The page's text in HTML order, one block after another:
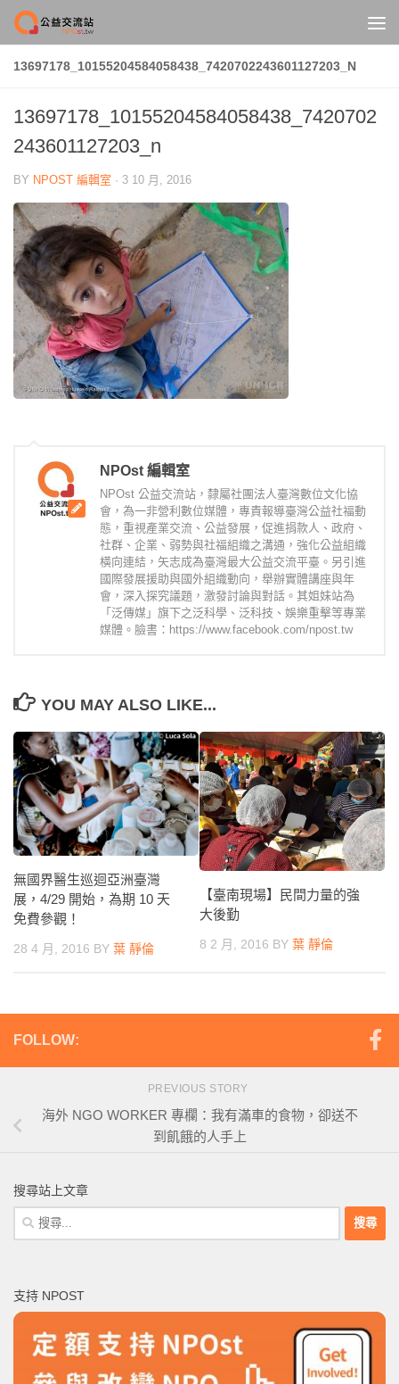
Skip to content
13697178_10155204584058438_7420702243601127203_N
13697178_10155204584058438_7420702
243601127203_n
BY NPOST 編輯室 · 3 10 月, 2016
NPOst 編輯室
NPOst 公益交流站，隸屬社團法人臺灣數位文化協
會，為一非營利數位媒體，專責報導臺灣公益社福動
態，重視產業交流、公益發展，促進捐款人、政府、
社群、企業、弱勢與社福組織之溝通，強化公益組織
橫向連結，矢志成為臺灣最大公益交流平臺。另引進
國際發展援助與國外組織動向，舉辦實體講座與年
會，深入探究議題，激發討論與對話。其姐妹站為
「泛傳媒」旗下之泛科學、泛科技、娛樂重擊等專業
媒體。臉書：https://www.facebook.com/npost.tw
YOU MAY ALSO LIKE...
無國界醫生巡迴亞洲臺灣
展，4/29 開始，為期 10 天
免費參觀！
28 4 月, 2016 BY 葉 靜倫
【臺南現場】民間力量的強
大後勤
8 2 月, 2016 BY 葉 靜倫
FOLLOW:
PREVIOUS STORY
海外 NGO WORKER 專欄：我有滿車的食物，卻送不
到飢餓的人手上
搜尋站上文章
搜
尋
字:
支持 NPOST